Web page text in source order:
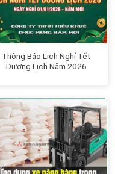
Thông Báo Lịch Nghỉ Tết
Dương Lịch Năm 2026